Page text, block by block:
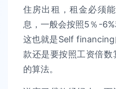
住房出租，租金必须
息，一般会按照5％-6%
这也就是Self
款还是要按照工资倍
的算法。